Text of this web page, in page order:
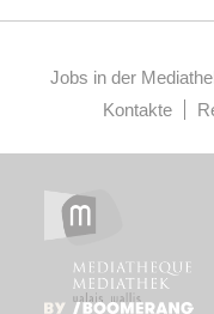
Jobs in der
Kontakte